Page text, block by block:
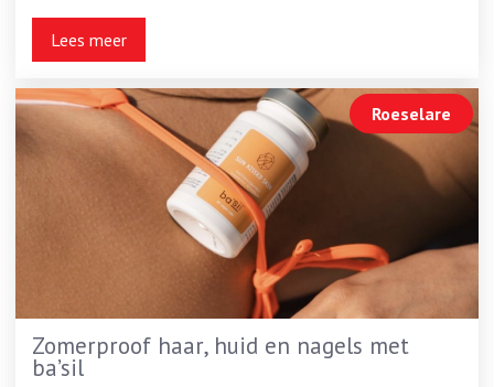
Lees meer
Roeselare
Zomerproof haar, huid en nagels met
ba’sil